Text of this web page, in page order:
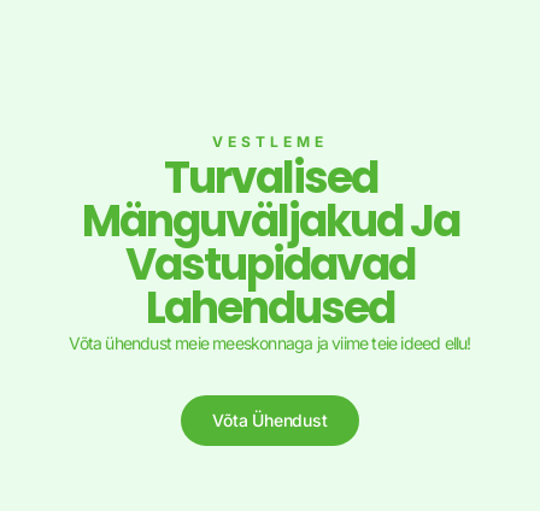
VESTLEME
Turvalised
Mänguväljakud Ja
Vastupidavad
Lahendused
Võta ühendust meie meeskonnaga ja viime teie ideed ellu!
Võta Ühendust